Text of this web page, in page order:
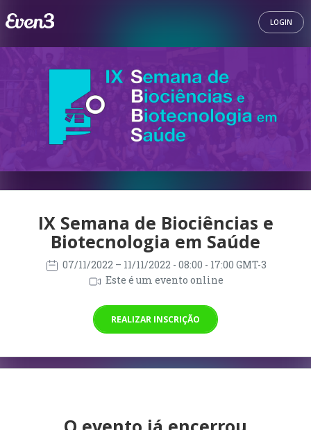
LOGIN
IX Semana de Biociências e
Biotecnologia em Saúde
07/11/2022 – 11/11/2022 - 08:00 - 17:00 GMT-3
Este é um evento online
REALIZAR INSCRIÇÃO